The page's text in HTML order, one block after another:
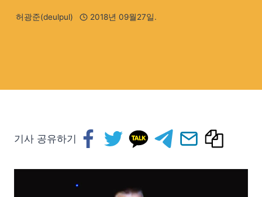
허광준(deulpul) 2018년 09월27일.
기사 공유하기